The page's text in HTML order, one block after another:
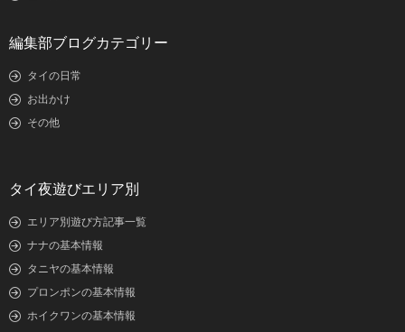
編集部ブログカテゴリー
タイの日常
お出かけ
その他
タイ夜遊びエリア別
エリア別遊び方記事一覧
ナナの基本情報
タニヤの基本情報
プロンポンの基本情報
ホイクワンの基本情報